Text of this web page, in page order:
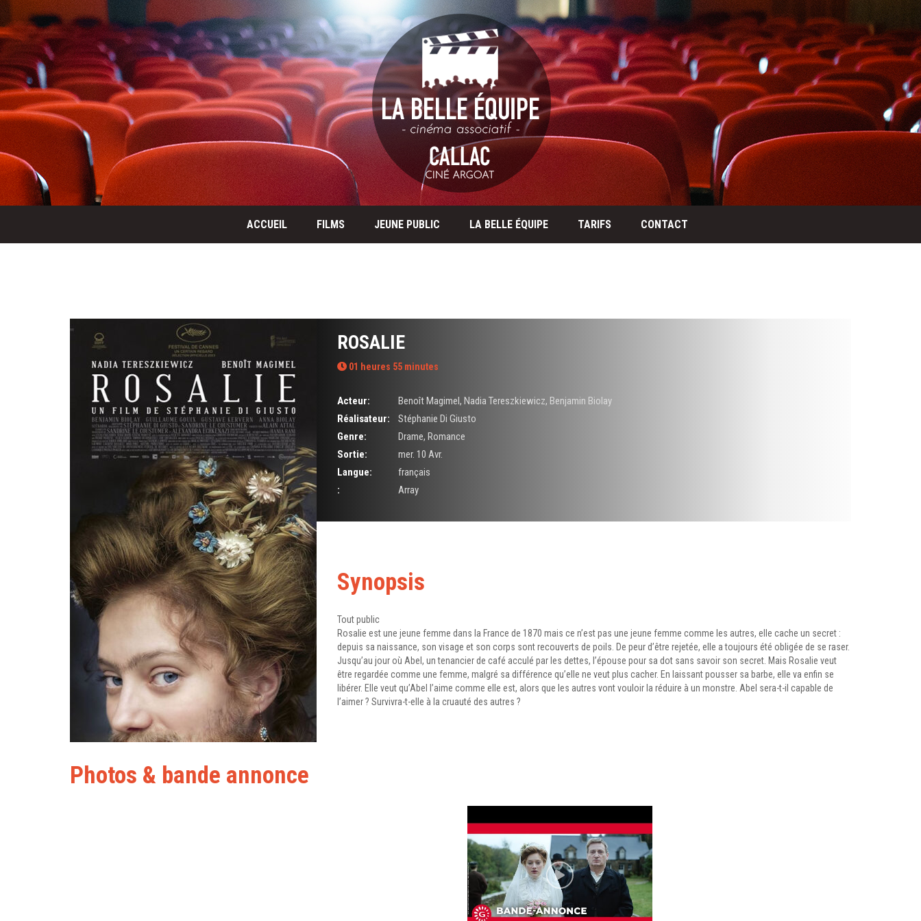
ACCUEIL FILMS JEUNE PUBLIC LA BELLE ÉQUIPE TARIFS CONTACT
ROSALIE
01 heures 55 minutes
Acteur: Benoît Magimel, Nadia Tereszkiewicz, Benjamin Biolay
Réalisateur:
Stéphanie Di Giusto
Genre:
Drame, Romance
Sortie:
mer. 10 Avr.
Langue:
français
:
Array
Synopsis
Tout public
Rosalie est une jeune femme dans la France de 1870 mais ce n’est pas une jeune femme comme les autres, elle cache un secret :
depuis sa naissance, son visage et son corps sont recouverts de poils. De peur d’être rejetée, elle a toujours été obligée de se raser.
Jusqu’au jour où Abel, un tenancier de café acculé par les dettes, l’épouse pour sa dot sans savoir son secret. Mais Rosalie veut
être regardée comme une femme, malgré sa différence qu’elle ne veut plus cacher. En laissant pousser sa barbe, elle va enfin se
libérer. Elle veut qu’Abel l’aime comme elle est, alors que les autres vont vouloir la réduire à un monstre. Abel sera-t-il capable de
l’aimer ? Survivra-t-elle à la cruauté des autres ?
Photos & bande annonce